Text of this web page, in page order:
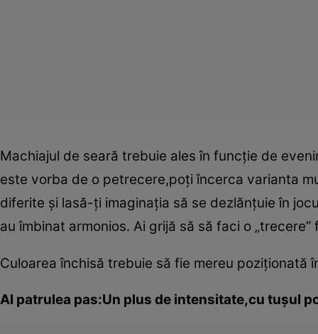
Machiajul de seară trebuie ales în funcţie de
este vorba de o petrecere,poţi încerca varianta
diferite şi lasă-ţi imaginaţia să se dezlănţuie în
au îmbinat armonios. Ai grijă să să faci o
Culoarea închisă trebuie să fie mereu poziţionată
Al patrulea pas:Un plus de intensitate,cu tuşul